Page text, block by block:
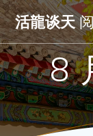
活龍谈天
8